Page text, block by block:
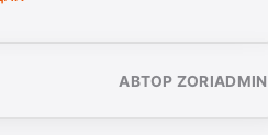
АВТОР ZORIADMIN